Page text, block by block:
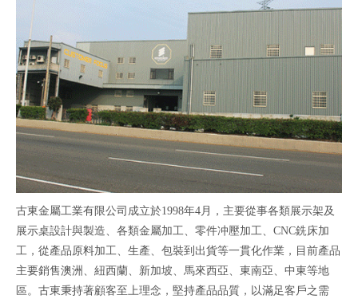
古東金屬工業有限公司成立於1998年4月，主要從事各類展示架及
展示桌設計與製造、各類金屬加工、零件冲壓加工、CNC銑床加
工，從產品原料加工、生產、包裝到出貨等一貫化作業，目前產品
主要銷售澳洲、紐西蘭、新加坡、馬來西亞、東南亞、中東等地
區。古東秉持著顧客至上理念，堅持產品品質，以滿足客戶之需